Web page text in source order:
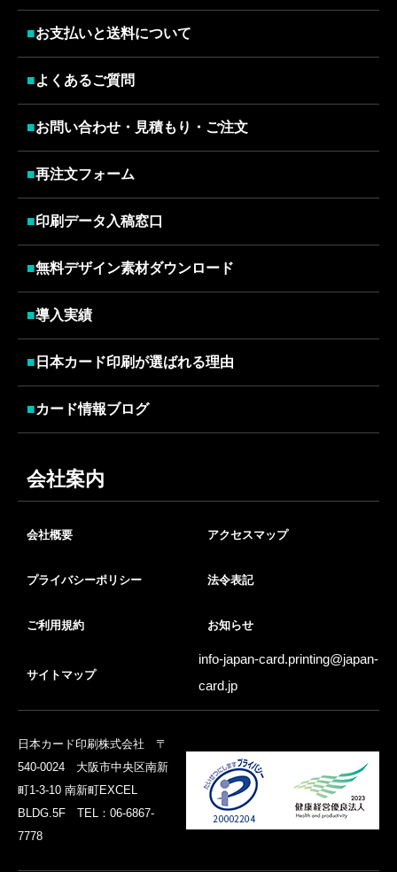
■お支払いと送料について
■よくあるご質問
■お問い合わせ・見積もり・ご注文
■再注文フォーム
■印刷データ入稿窓口
■無料デザイン素材ダウンロード
■導入実績
■ 日本カード印刷が選ばれる理由
■カード情報ブログ
会社案内
会社概要 アクセスマップ
プライバシーポリシー 法令表記
ご利用規約 お知らせ
サイトマップ
info-japan-card.printing@japan-
card.jp
日本カード印刷株式会社 〒
540-0024 大阪市中央区南新
町1-3-10 南新町EXCEL
BLDG.5F TEL：06-6867-
7778